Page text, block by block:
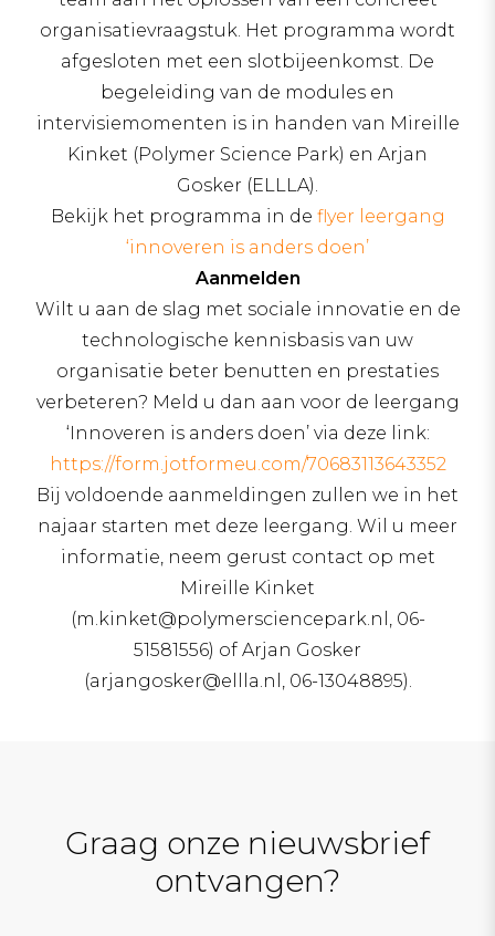
organisatievraagstuk. Het programma wordt
afgesloten met een slotbijeenkomst. De
begeleiding van de modules en
intervisiemomenten is in handen van Mireille
Kinket (Polymer Science Park) en Arjan
Gosker (ELLLA).
Bekijk het programma in de flyer leergang
‘innoveren is anders doen’
Aanmelden
Wilt u aan de slag met sociale innovatie en de
technologische kennisbasis van uw
organisatie beter benutten en prestaties
verbeteren? Meld u dan aan voor de leergang
‘Innoveren is anders doen’ via deze link:
https://form.jotformeu.com/70683113643352
Bij voldoende aanmeldingen zullen we in het
najaar starten met deze leergang. Wil u meer
informatie, neem gerust contact op met
Mireille Kinket
(m.kinket@polymersciencepark.nl, 06-
51581556) of Arjan Gosker
(arjangosker@ellla.nl, 06-13048895).
Graag onze nieuwsbrief
ontvangen?